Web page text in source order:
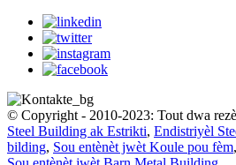
© Copyright - 2010-2023: Tout dwa
Steel Building ak Estrikti, Endistriyèl
bilding, Sou entènèt jwèt Koule pou fèm,